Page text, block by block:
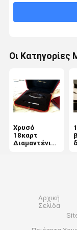
Κόσμημα
Κόσμημα
Κόσμημα
Κιβώτιο
Εγκατάσταση
κοσμήματα
Οι Κατηγορίες
Χρυσό
18καρτ
Διαμαντένια
Αρχική
Σελίδα